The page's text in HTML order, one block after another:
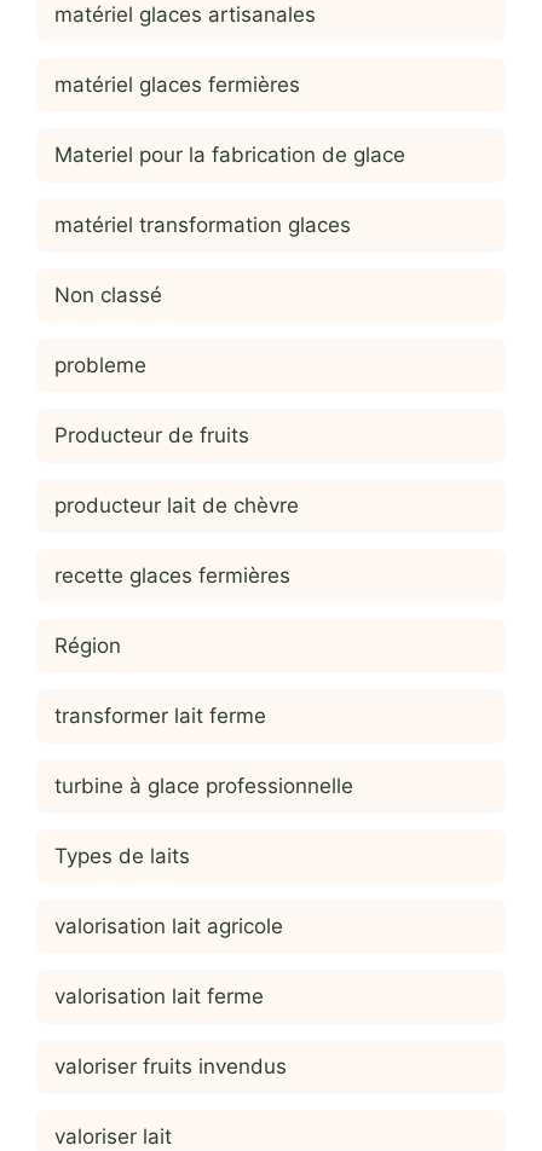
matériel glaces artisanales
matériel glaces fermières
Materiel pour la fabrication de glace
matériel transformation glaces
Non classé
probleme
Producteur de fruits
producteur lait de chèvre
recette glaces fermières
Région
transformer lait ferme
turbine à glace professionnelle
Types de laits
valorisation lait agricole
valorisation lait ferme
valoriser fruits invendus
valoriser lait